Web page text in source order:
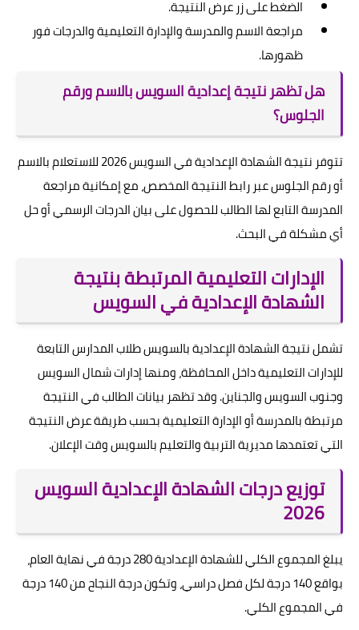
الضغط على زر عرض النتيجة.
مراجعة الاسم والمدرسة والإدارة التعليمية والدرجات فور
ظهورها.
هل تظهر نتيجة إعدادية السويس بالاسم ورقم
الجلوس؟
تتوفر نتيجة الشهادة الإعدادية في السويس 2026 للاستعلام بالاسم
أو رقم الجلوس عبر رابط النتيجة المخصص، مع إمكانية مراجعة
المدرسة التابع لها الطالب للحصول على بيان الدرجات الرسمي أو حل
أي مشكلة في البحث.
الإدارات التعليمية المرتبطة بنتيجة
الشهادة الإعدادية في السويس
تشمل نتيجة الشهادة الإعدادية بالسويس طلاب المدارس التابعة
للإدارات التعليمية داخل المحافظة، ومنها إدارات شمال السويس
وجنوب السويس والجناين. وقد تظهر بيانات الطالب في النتيجة
مرتبطة بالمدرسة أو الإدارة التعليمية بحسب طريقة عرض النتيجة
التي تعتمدها مديرية التربية والتعليم بالسويس وقت الإعلان.
توزيع درجات الشهادة الإعدادية السويس
2026
يبلغ المجموع الكلي للشهادة الإعدادية 280 درجة في نهاية العام،
بواقع 140 درجة لكل فصل دراسي، وتكون درجة النجاح من 140 درجة
في المجموع الكلي.